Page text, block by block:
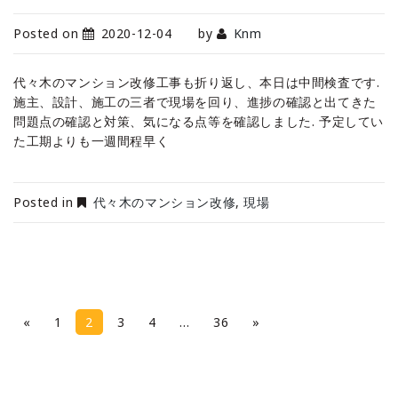
Posted on 2020-12-04 by Knm
代々木のマンション改修工事も折り返し、本日は中間検査です.
施主、設計、施工の三者で現場を回り、進捗の確認と出てきた
問題点の確認と対策、気になる点等を確認しました. 予定してい
た工期よりも一週間程早く
Posted in 代々木のマンション改修,現場
P
« 1 2 3 4 … 36 »